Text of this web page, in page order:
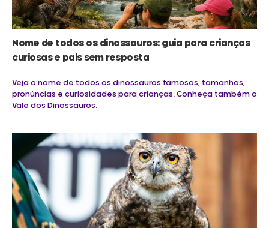
Nome de todos os dinossauros: guia para crianças
curiosas e pais sem resposta
Veja o nome de todos os dinossauros famosos, tamanhos,
pronúncias e curiosidades para crianças. Conheça também o
Vale dos Dinossauros.